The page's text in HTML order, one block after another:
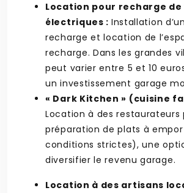
Location pour recharge de
électriques : Installation
recharge et location de
recharge. Dans les grandes
peut varier entre 5 et 10
un investissement garage
« Dark Kitchen » (cuisine
Location à des restaurateurs
préparation de plats à
conditions strictes), une
diversifier le revenu garage.
Location à des artisans